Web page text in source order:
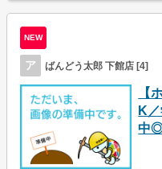
NEW
ア ばんどう太郎 下館店 [4]
【
K
中